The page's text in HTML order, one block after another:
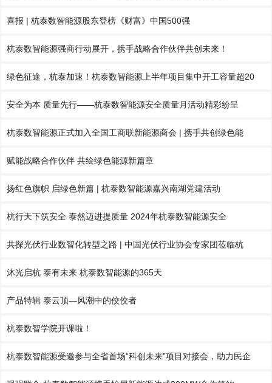
喜报 | 杭泰数智能源股东登榜《财富》中国500强
杭泰数智能源强商行动展开，携手战略合作伙伴共创未来！
绿色征途，杭泰加速！杭泰数智能源上半年项目集中开工容量超20
安全为本 质量先行——杭泰数智能源安全质量月活动精彩纷呈
杭泰数智能源正式加入全国工商联新能源商会 | 携手共创绿色能
赋能战略合作伙伴 共绘绿色能源新篇章
扬红色旗帜 启绿色新篇 | 杭泰数智能源嘉兴南湖党建活动
杭行天下筑安全 泰然迈进提质量 2024年杭泰数智能源安全
共探光伏行业数智化转型之路 | 中国光伏行业协会专家团莅临杭
沐光启杭 泰有未来 杭泰数智能源的365天
产品特辑 泰云顶—风潮中的佼佼者
杭泰数智学院开课啦！
杭泰数智能源受邀参与全省首场“科创未来”项目对接会，助力民企